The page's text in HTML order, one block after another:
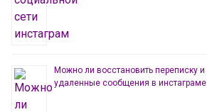
Можно ли восстановить переписку и
удаленные сообщения в инстаграме